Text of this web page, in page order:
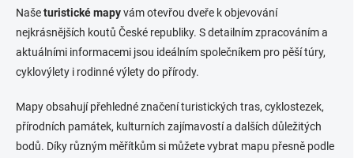
c
í
p
r
v
y
v
ý
p
k
o
v
n
í
Našeturistické mapyvám otevřou dveře k objevování
nejkrásnějších koutů České republiky. S detailním zpracováním a
aktuálními informacemi jsou ideálním společníkem pro pěší túry,
cyklovýlety i rodinné výlety do přírody.
Mapy obsahují přehledné značení turistických tras, cyklostezek,
přírodních památek, kulturních zajímavostí a dalších důležitých
bodů. Díky různým měřítkům si můžete vybrat mapu přesně podle